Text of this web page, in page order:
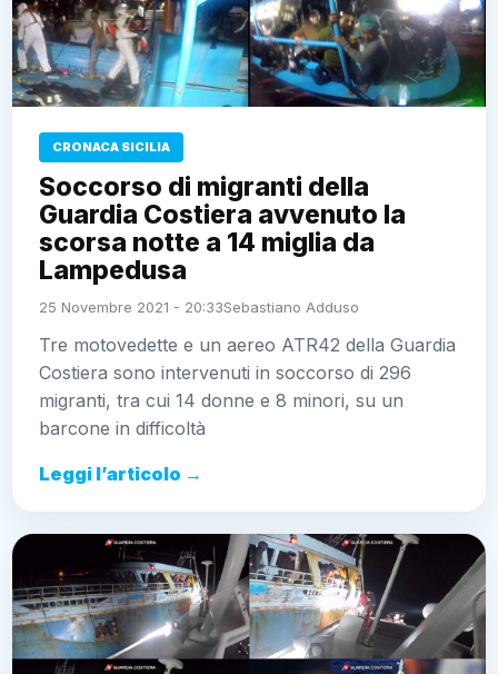
CRONACA SICILIA
Soccorso di migranti della
Guardia Costiera avvenuto la
scorsa notte a 14 miglia da
Lampedusa
25 Novembre 2021 - 20:33Sebastiano Adduso
Tre motovedette e un aereo ATR42 della Guardia
Costiera sono intervenuti in soccorso di 296
migranti, tra cui 14 donne e 8 minori, su un
barcone in difficoltà
Leggi l’articolo →